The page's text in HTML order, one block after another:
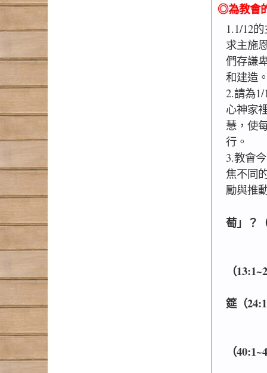
◎為教會
1.1/12
求主施
們存謙
和建造
2.請為
心神家
慧，使
行。
3.教會
焦不同
勵與推
萄」？
（
筵（
（